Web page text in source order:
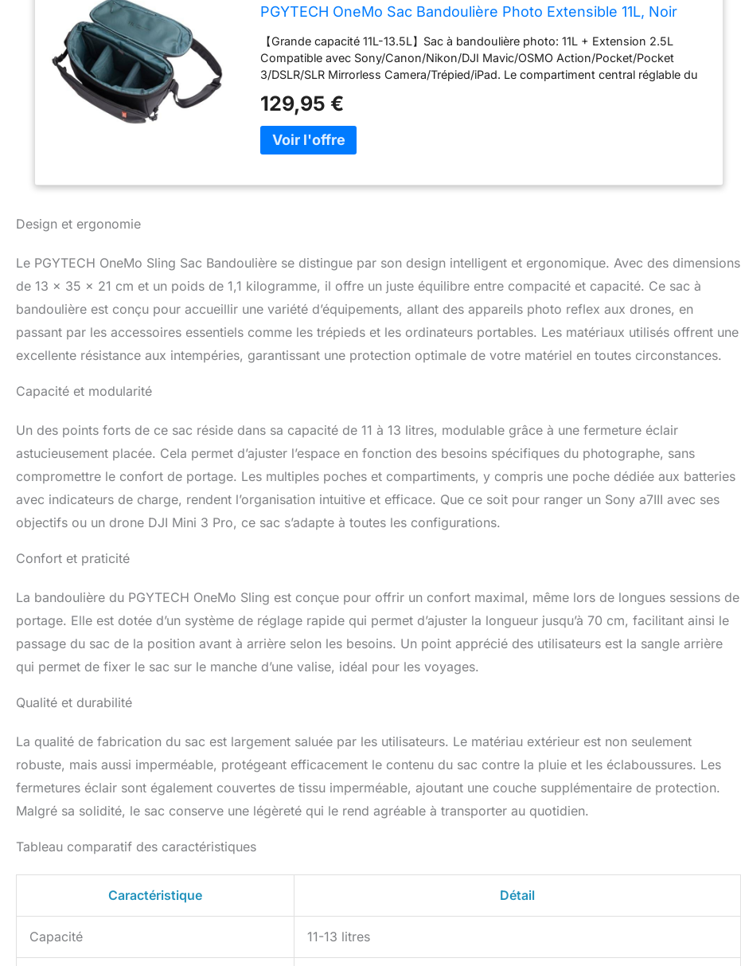
PGYTECH OneMo Sac Bandoulière Photo Extensible 11L, Noir
【Grande capacité 11L-13.5L】Sac à bandoulière photo: 11L + Extension 2.5L
Compatible avec Sony/Canon/Nikon/DJI Mavic/OSMO Action/Pocket/Pocket
3/DSLR/SLR Mirrorless Camera/Trépied/iPad. Le compartiment central réglable du
épaissie et élargie du sac photo avec rembourrage en EVA améliore le confort et la
respirabilité; La bandoulière réglable à réglage rapide peut être étendue jusqu'à 70
cm 【Facile à utiliser】Cloisons de bricolage internes pour un stockage flexible du
matériel photo ; Avec les accès à l'ouverture supérieure, vous pouvez facilement
; Stockage de la batterie + poche pour indicateur d'alimentation, fermeture éclair
la saleté, durable, il peut s'adapter aux environnements extérieurs complexes
【Plus de détails】La pochette avant de ce Sac bandouliere photo stocke des
AirPods, des clés ou d'autres bricoles ; Il y a une poche en filet zippée sur le
dessus pour les filtres et les écouteurs
129,95 €
Design et ergonomie
Le PGYTECH OneMo Sling Sac Bandoulière se distingue par son design intelligent et ergonomique. Avec des dimensions
de 13 x 35 x 21 cm et un poids de 1,1 kilogramme, il offre un juste équilibre entre compacité et capacité. Ce sac à
bandoulière est conçu pour accueillir une variété d’équipements, allant des appareils photo reflex aux drones, en
passant par les accessoires essentiels comme les trépieds et les ordinateurs portables. Les matériaux utilisés offrent une
excellente résistance aux intempéries, garantissant une protection optimale de votre matériel en toutes circonstances.
Capacité et modularité
Un des points forts de ce sac réside dans sa capacité de 11 à 13 litres, modulable grâce à une fermeture éclair
astucieusement placée. Cela permet d’ajuster l’espace en fonction des besoins spécifiques du photographe, sans
compromettre le confort de portage. Les multiples poches et compartiments, y compris une poche dédiée aux batteries
avec indicateurs de charge, rendent l’organisation intuitive et efficace. Que ce soit pour ranger un Sony a7III avec ses
objectifs ou un drone DJI Mini 3 Pro, ce sac s’adapte à toutes les configurations.
Confort et praticité
La bandoulière du PGYTECH OneMo Sling est conçue pour offrir un confort maximal, même lors de longues sessions de
portage. Elle est dotée d’un système de réglage rapide qui permet d’ajuster la longueur jusqu’à 70 cm, facilitant ainsi le
passage du sac de la position avant à arrière selon les besoins. Un point apprécié des utilisateurs est la sangle arrière
qui permet de fixer le sac sur le manche d’une valise, idéal pour les voyages.
Qualité et durabilité
La qualité de fabrication du sac est largement saluée par les utilisateurs. Le matériau extérieur est non seulement
robuste, mais aussi imperméable, protégeant efficacement le contenu du sac contre la pluie et les éclaboussures. Les
fermetures éclair sont également couvertes de tissu imperméable, ajoutant une couche supplémentaire de protection.
Malgré sa solidité, le sac conserve une légèreté qui le rend agréable à transporter au quotidien.
Tableau comparatif des caractéristiques
Caractéristique Détail
Capacité 11-13 litres